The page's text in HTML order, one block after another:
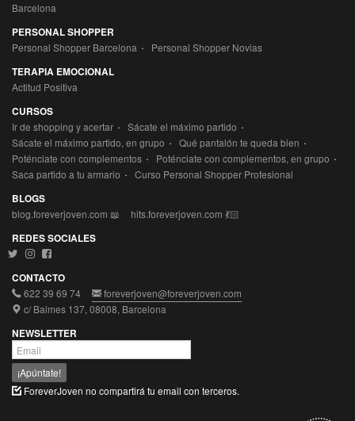
Barcelona
PERSONAL SHOPPER
Personal Shopper Barcelona ·
Personal Shopper Novias
TERAPIA EMOCIONAL
Actitud Positiva
CURSOS
Ir de shopping y acertar · Sácate el máximo partido ·
Sácate el máximo partido, en grupo · Qué pantalón te queda bien ·
Poténciate con complementos · Poténciate con complementos, en grupo ·
Saca partido a tu armario · Curso Personal Shopper Profesional
BLOGS
blog.foreverjoven.com 📖
hits.foreverjoven.com 💃🏻
REDES SOCIALES
CONTACTO
622 39 69 74
foreverjoven@foreverjoven.com
c/ Balmes 137, 08008, Barcelona
NEWSLETTER
¡Apúntate!
ForeverJoven no compartirá tu email con terceros.